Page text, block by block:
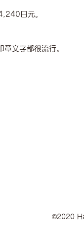
日元。
文字都很流行。
©2020